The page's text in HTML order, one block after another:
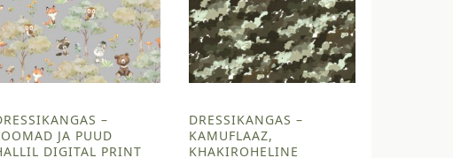
–
JA PUUD
DIGITAL PRINT
DRESSIKANGAS –
KAMUFLAAZ,
KHAKIROHELINE